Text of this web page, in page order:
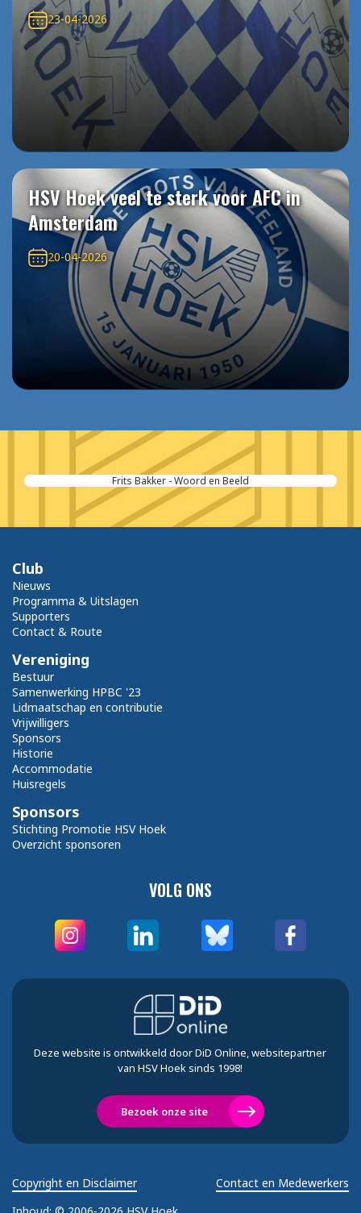
23-04-2026
HSV Hoek veel te sterk voor AFC in
Amsterdam
20-04-2026
Frits Bakker - Woord en Beeld
VOLG ONS
Club
Nieuws
Programma & Uitslagen
Supporters
Contact & Route
Vereniging
Bestuur
Samenwerking HPBC '23
Lidmaatschap en contributie
Vrijwilligers
Sponsors
Historie
Accommodatie
Huisregels
Sponsors
Stichting Promotie HSV Hoek
Overzicht sponsoren
Deze website is ontwikkeld door DiD Online, websitepartner
van HSV Hoek sinds 1998!
Bezoek onze site
Copyright en Disclaimer Contact en Medewerkers